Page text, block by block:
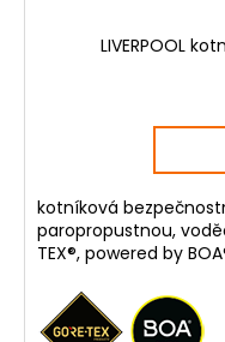
LIVERPOOL
kotníková
paropropustnou,
TEX®, powered by